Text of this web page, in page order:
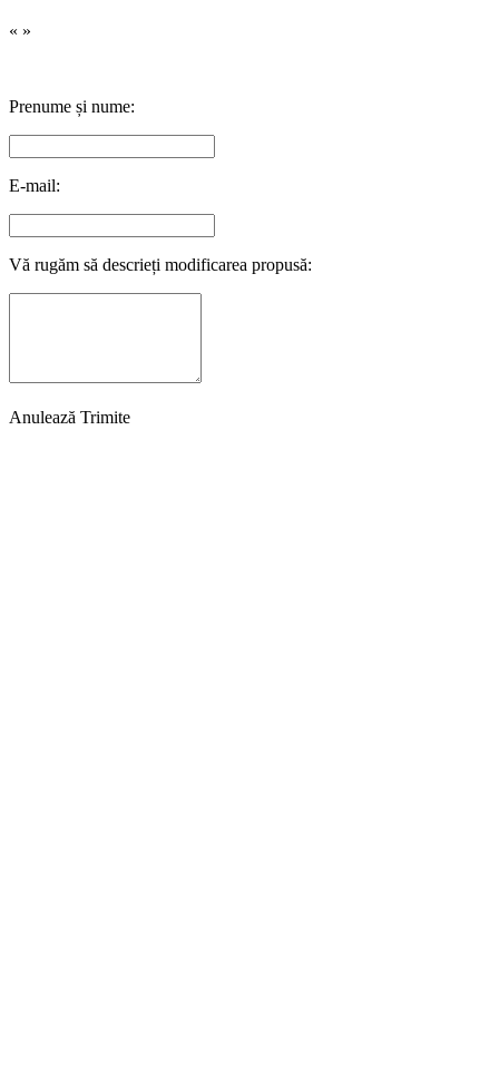
« »
Prenume și nume:
E-mail:
Vă rugăm să descrieți modificarea propusă:
Anulează Trimite